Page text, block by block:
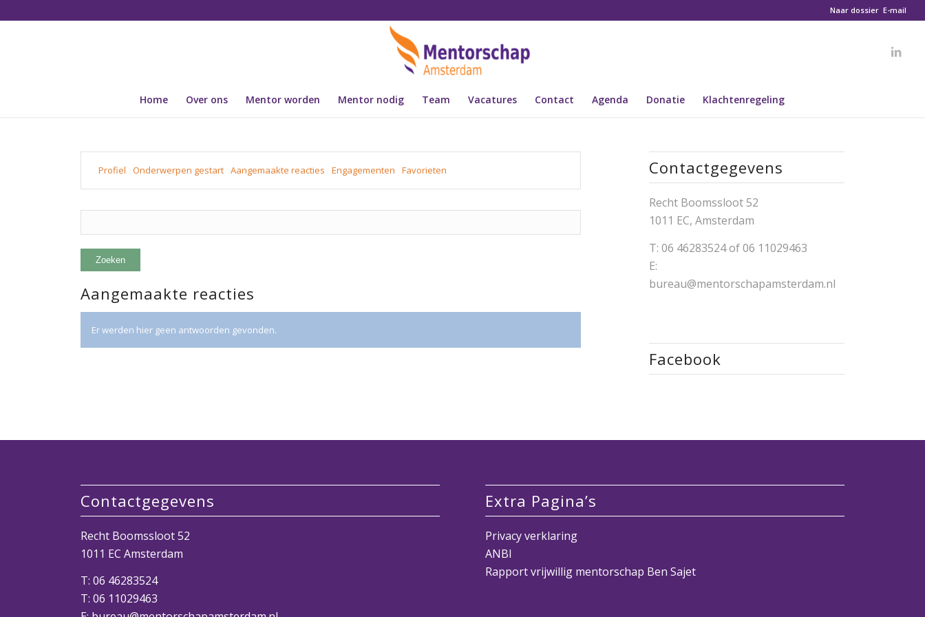
Naar dossier E-mail
Home Over ons Mentor worden Mentor nodig Team Vacatures Contact Agenda Donatie Klachtenregeling
Profiel Onderwerpen gestart Aangemaakte reacties Engagementen Favorieten
Aangemaakte reacties
Er werden hier geen antwoorden gevonden.
Contactgegevens
Recht Boomssloot 52
1011 EC, Amsterdam
T: 06 46283524 of 06 11029463
E:
bureau@mentorschapamsterdam.nl
Facebook
Contactgegevens
Recht Boomssloot 52
1011 EC Amsterdam
T:06 46283524
T:06 11029463
Extra Pagina’s
Privacy verklaring
ANBI
Rapport vrijwillig mentorschap Ben Sajet